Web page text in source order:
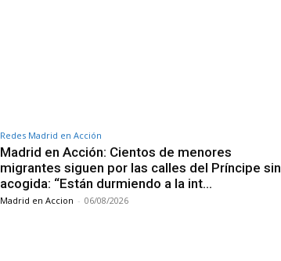
Redes Madrid en Acción
Madrid en Acción: Cientos de menores
migrantes siguen por las calles del Príncipe sin
acogida: “Están durmiendo a la int…
Madrid en Accion - 06/08/2026